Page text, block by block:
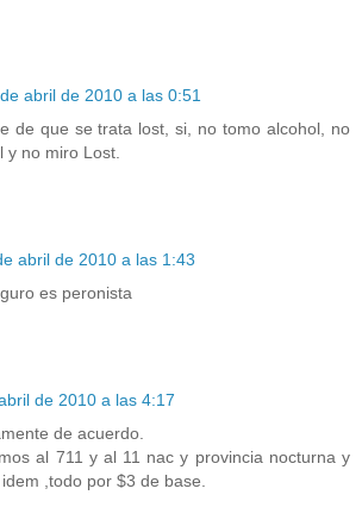
abril de 2010 a las 0:51
de que se trata lost, si, no tomo alcohol, no
y no miro Lost.
abril de 2010 a las 1:43
es peronista
de 2010 a las 4:17
de acuerdo.
al 711 y al 11 nac y provincia nocturna y
,todo por $3 de base.